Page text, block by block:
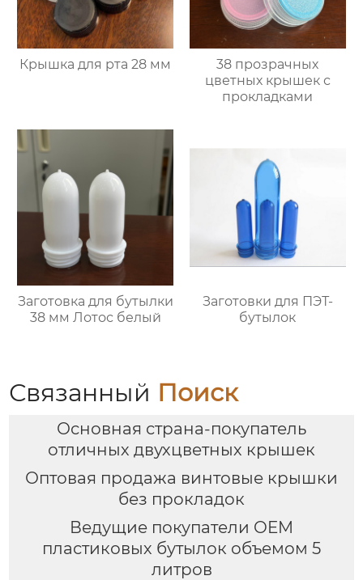
Крышка для рта 28 мм
38 прозрачных
цветных крышек с
прокладками
Заготовка для бутылки
38 мм Лотос белый
Заготовки для ПЭТ-
бутылок
Связанный Поиск
Основная страна-покупатель
отличных двухцветных крышек
Оптовая продажа винтовые крышки
без прокладок
Ведущие покупатели OEM
пластиковых бутылок объемом 5
литров